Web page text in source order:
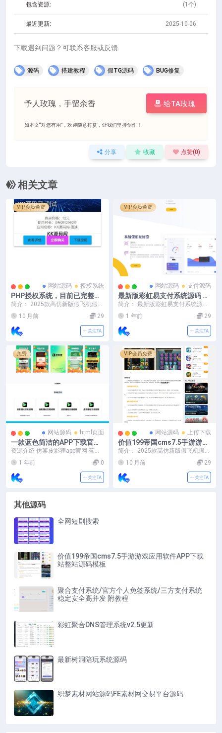
包含资源: (1个)
最近更新: 2025-10-06
下载遇到问题？可联系客服或反馈
源码 搭建教程 假TG源码 BUG修复
予人玫瑰，手留余香 给TA玫瑰
如本文“对您有用”，欢迎随意打赏，让我们坚持创作！
分享 收藏 点赞(0)
相关文章
VIP会员免费
网站源码 授权系统
PHP授权系统，目前已完整开
源网站源码-软件授权-APP授
权
简介： 2025款高仿新版假飞机假T
G源码/以及搭建教程 源码仅供学习
交流使用，...
10 月前 29
关注TA
VIP会员免费
网站源码 支付源码
最新版彩虹易支付系统源码 全
开源 附教程
简介： 最新版彩虹易支付系统源码
全开源 附教程（修复BUG+新增加
订单投诉功能...
1 年前 29
关注TA
免费
网站源码 html页面
一款蓝色简洁的APP下载官网
落地单页源码
资源介绍 仿某皮影狸app官网 蓝色
简约式的非常好看HTML源码 预览
截图1 年前 0
关注TA
VIP会员免费
网站源码 上传下载
价值199帝国cms7.5手游游戏
应用软件APP下载站整站源码
模板
简介： 2025款高仿新版假飞机假T
G源码/以及搭建教程 源码仅供学习
交流使用，...
10 月前 29
关注TA
其他源码
全网短剧搜索
价值199帝国cms7.5手游游戏应用软件APP下载
站整站源码模板
聚合支付系统/官方个人免签系统/三方支付系统
稳定安全高并发 附教程
彩虹聚合DNS管理系统v2.5更新
最新树洞陪玩系统源码
织梦素材网站源码FE素材网交易平台源码